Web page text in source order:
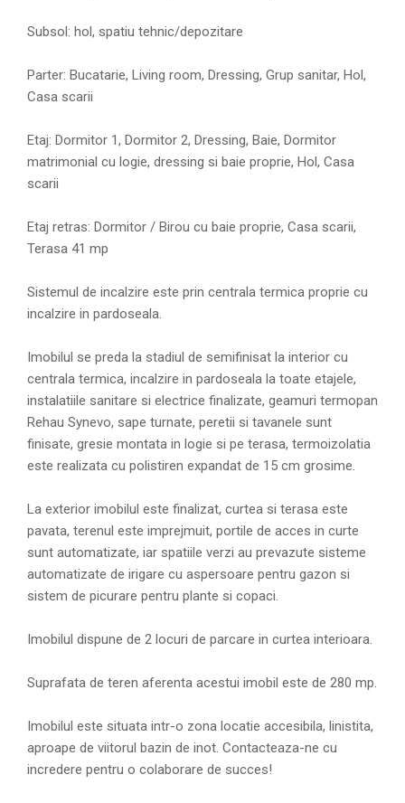
Subsol: hol, spatiu tehnic/depozitare
Parter: Bucatarie, Living room, Dressing, Grup sanitar, Hol,
Casa scarii
Etaj: Dormitor 1, Dormitor 2, Dressing, Baie, Dormitor
matrimonial cu logie, dressing si baie proprie, Hol, Casa
scarii
Etaj retras: Dormitor / Birou cu baie proprie, Casa scarii,
Terasa 41 mp
Sistemul de incalzire este prin centrala termica proprie cu
incalzire in pardoseala.
Imobilul se preda la stadiul de semifinisat la interior cu
centrala termica, incalzire in pardoseala la toate etajele,
instalatiile sanitare si electrice finalizate, geamuri termopan
Rehau Synevo, sape turnate, peretii si tavanele sunt
finisate, gresie montata in logie si pe terasa, termoizolatia
este realizata cu polistiren expandat de 15 cm grosime.
La exterior imobilul este finalizat, curtea si terasa este
pavata, terenul este imprejmuit, portile de acces in curte
sunt automatizate, iar spatiile verzi au prevazute sisteme
automatizate de irigare cu aspersoare pentru gazon si
sistem de picurare pentru plante si copaci.
Imobilul dispune de 2 locuri de parcare in curtea interioara.
Suprafata de teren aferenta acestui imobil este de 280 mp.
Imobilul este situata intr-o zona locatie accesibila, linistita,
aproape de viitorul bazin de inot. Contacteaza-ne cu
incredere pentru o colaborare de succes!